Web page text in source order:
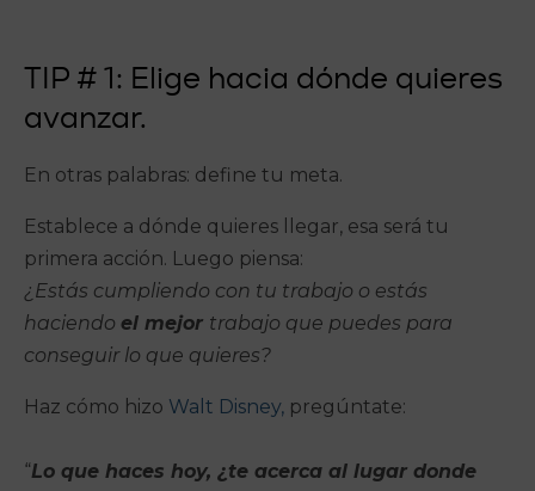
TIP # 1: Elige hacia dónde quieres
avanzar.
En otras palabras: define tu meta.
Establece a dónde quieres llegar, esa será tu
primera acción. Luego piensa:
¿Estás cumpliendo con tu trabajo o estás
haciendo el mejor trabajo que puedes para
conseguir lo que quieres?
Haz cómo hizo Walt Disney, pregúntate:
“Lo que haces hoy, ¿te acerca al lugar donde